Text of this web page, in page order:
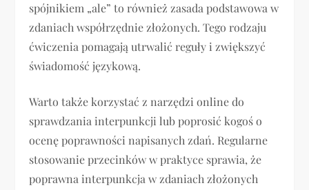
spójnikiem „ale” to również zasada podstawowa w
zdaniach współrzędnie złożonych. Tego rodzaju
ćwiczenia pomagają utrwalić reguły i zwiększyć
świadomość językową.
Warto także korzystać z narzędzi online do
sprawdzania interpunkcji lub poprosić kogoś o
ocenę poprawności napisanych zdań. Regularne
stosowanie przecinków w praktyce sprawia, że
poprawna interpunkcja w zdaniach złożonych